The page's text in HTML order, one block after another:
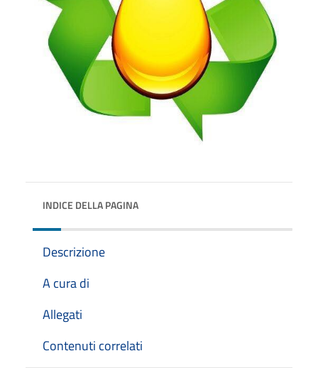
INDICE DELLA PAGINA
Descrizione
A cura di
Allegati
Contenuti correlati